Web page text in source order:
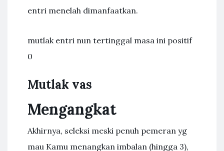
entri menelah dimanfaatkan.
mutlak entri nun tertinggal masa ini positif
0
Mutlak vas
Mengangkat
Akhirnya, seleksi meski penuh pemeran yg
mau Kamu menangkan imbalan (hingga 3),